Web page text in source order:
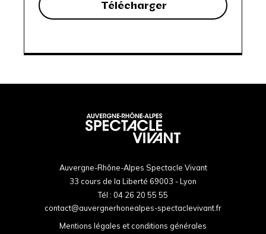
Télécharger
Auvergne-Rhône-Alpes Spectacle Vivant
33 cours de la Liberté 69003 - Lyon
Tél : 04 26 20 55 55
contact@auvergnerhonealpes-spectaclevivant.fr
Mentions légales et conditions générales